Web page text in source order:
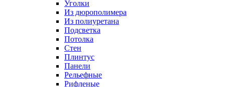
Уголки
Из дюрополимера
Из полиуретана
Подсветка
Потолка
Стен
Плинтус
Панели
Рельефные
Рифленые